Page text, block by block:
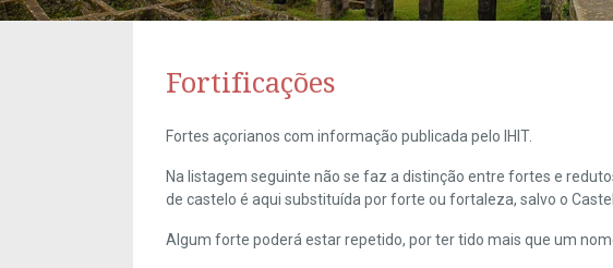
Fortificações
Fortes açorianos com informação publicada pelo IHIT.
Na listagem seguinte não se faz a distinção entre fortes e
de castelo é aqui substituída por forte ou fortaleza, salvo o
Algum forte poderá estar repetido, por ter tido mais que um